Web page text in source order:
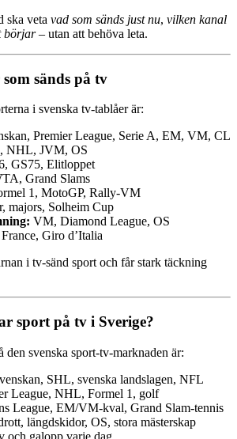
ska veta vad som sänds just nu, vilken kanal
börjar– utan att behöva leta.
sänds på tv
i svenska tv-tablåer är:
Premier League, Serie A, EM, VM, CL
NHL, JVM, OS
GS75, Elitloppet
Grand Slams
1, MotoGP, Rally-VM
majors, Solheim Cup
VM, Diamond League, OS
Giro d’Italia
i tv-sänd sport och får stark täckning
sport på tv i Sverige?
den svenska sport-tv-marknaden är:
SHL, svenska landslagen, NFL
League, NHL, Formel 1, golf
League, EM/VM-kval, Grand Slam-tennis
längdskidor, OS, stora mästerskap
och galopp varje dag